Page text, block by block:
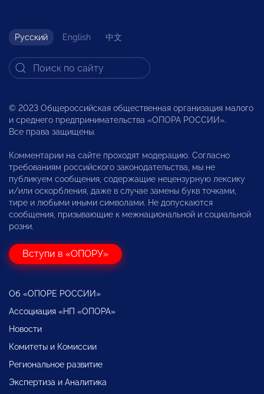
Русский English 中文
© 2023 Общероссийская общественная организация малого
и среднего предпринимательства «ОПОРА РОССИИ».
Все права защищены.
Комментарии на сайте проходят модерацию. Согласно
требованиям российского законодательства, мы не
публикуем сообщения, содержащие нецензурную лексику
и/или оскорбления, даже в случае замены букв точками,
тире и любыми иными символами. Не допускаются
сообщения, призывающие к межнациональной и социальной
розни.
Вступи в «ОПОРУ»
Об «ОПОРЕ РОССИИ»
Ассоциация «НП «ОПОРА»
Новости
Комитеты и Комиссии
Региональное развитие
Экспертиза и Аналитика